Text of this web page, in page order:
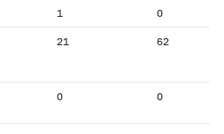
1 0
21 62
0 0